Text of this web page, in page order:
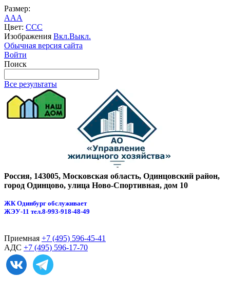
Размер:
AAA
Цвет: CCC
Изображения Вкл.Выкл.
Обычная версия сайта
Войти
Поиск
Все результаты
Россия, 143005, Московская область, Одинцовский район,
город Одинцово, улица Ново-Спортивная, дом 10
ЖК Одинбург обслуживает
ЖЭУ-11 тел.8-993-918-48-49
Приемная +7 (495) 596-45-41
АДС +7 (495) 596-17-70